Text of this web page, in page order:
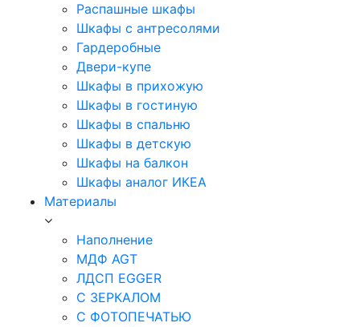
Распашные шкафы
Шкафы с антресолями
Гардеробные
Двери-купе
Шкафы в прихожую
Шкафы в гостиную
Шкафы в спальню
Шкафы в детскую
Шкафы на балкон
Шкафы аналог ИКЕА
Материалы
Наполнение
МДФ AGT
ЛДСП EGGER
С ЗЕРКАЛОМ
С ФОТОПЕЧАТЬЮ